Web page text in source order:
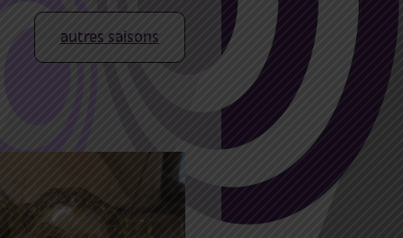
autres saisons
10:00
7 Mai